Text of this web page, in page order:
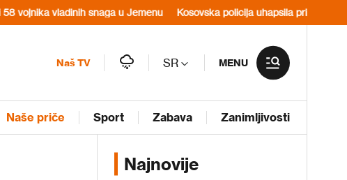
snaga u Jemenu Kosovska policija uhapsila pripadnika MUP-a
Naš TV SR MENU
Naše priče Sport Zabava Zanimljivosti
Najnovije